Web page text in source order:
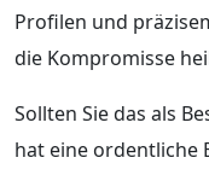
Profilen und
die Kompromisse
Sollten Sie das als
hat eine ordentliche